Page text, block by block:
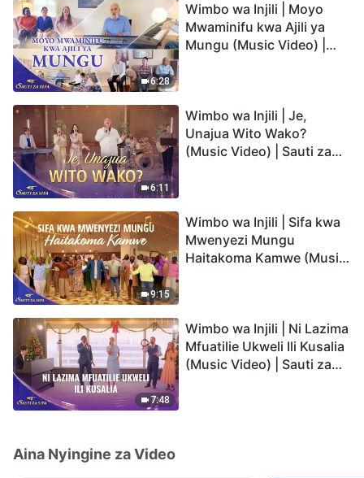
6:28
Wimbo wa Injili | Moyo
Mwaminifu kwa Ajili ya
Mungu (Music Video) |
6:11
Wimbo wa Injili | Je,
Unajua Wito Wako?
(Music Video) | Sauti za
9:15
Wimbo wa Injili | Sifa kwa
Mwenyezi Mungu
Haitakoma Kamwe (Music
7:48
Wimbo wa Injili | Ni Lazima
Mfuatilie Ukweli Ili Kusalia
(Music Video) | Sauti za
Aina Nyingine za Video